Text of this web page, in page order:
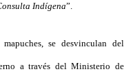
Indígena”.
se desvinculan del
a través del Ministerio de